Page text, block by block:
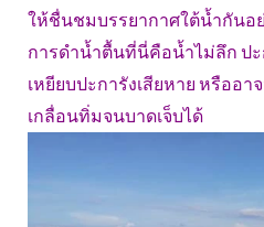
ให้ชื่นชมบรรยากาศใต้น้ำกันอ
การดำน้ำตื้นที่นี่คือน้ำไม่ลึก ปะ
เหยียบปะการังเสียหาย หรืออ
เกลื่อนทิ่มจนบาดเจ็บได้